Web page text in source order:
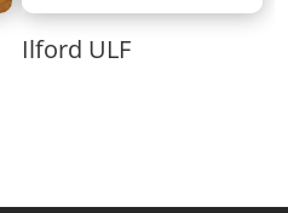
Ilford ULF